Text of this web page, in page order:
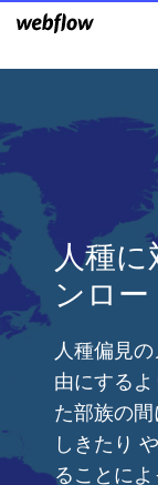
人種に
ンロー
人種偏見
由にする
た部族の
しきたり
ることに